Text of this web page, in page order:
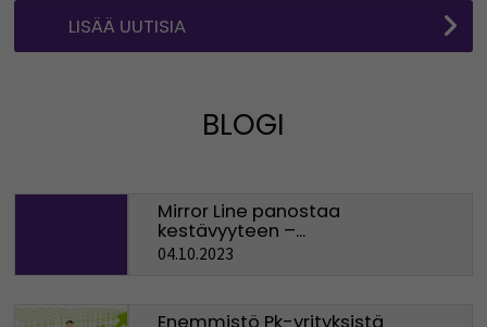
LISÄÄ UUTISIA
BLOGI
Mirror Line panostaa
kestävyyteen –...
04.10.2023